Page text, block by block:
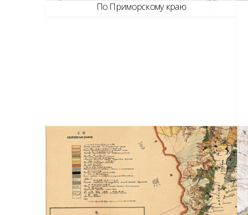
По Приморскому краю